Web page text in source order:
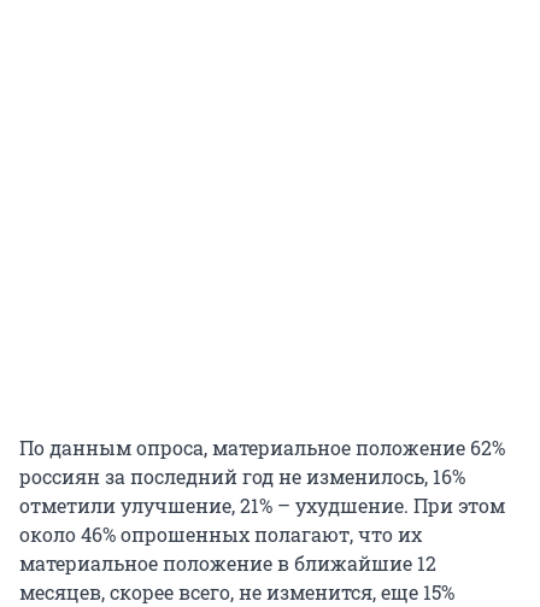
По данным опроса, материальное положение 62%
россиян за последний год не изменилось, 16%
отметили улучшение, 21% – ухудшение. При этом
около 46% опрошенных полагают, что их
материальное положение в ближайшие 12
месяцев, скорее всего, не изменится, еще 15%